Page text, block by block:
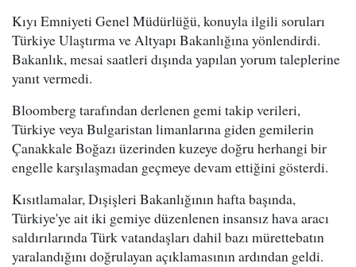
Kıyı Emniyeti Genel Müdürlüğü, konuyla ilgili soruları
Türkiye Ulaştırma ve Altyapı Bakanlığına yönlendirdi.
Bakanlık, mesai saatleri dışında yapılan yorum taleplerine
yanıt vermedi.
Bloomberg tarafından derlenen gemi takip verileri,
Türkiye veya Bulgaristan limanlarına giden gemilerin
Çanakkale Boğazı üzerinden kuzeye doğru herhangi bir
engelle karşılaşmadan geçmeye devam ettiğini gösterdi.
Kısıtlamalar, Dışişleri Bakanlığının hafta başında,
Türkiye'ye ait iki gemiye düzenlenen insansız hava aracı
saldırılarında Türk vatandaşları dahil bazı mürettebatın
yaralandığını doğrulayan açıklamasının ardından geldi.